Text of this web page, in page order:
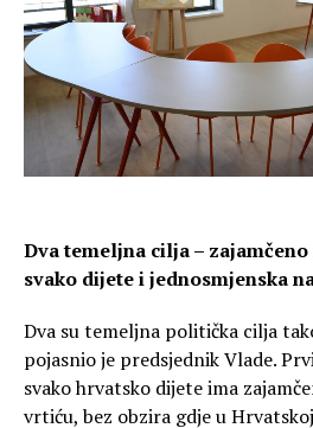
Dva temeljna cilja –
svako dijete i jednosmjenska
Dva su temeljna politička cilja
pojasnio je predsjednik Vlade.
svako hrvatsko dijete ima
vrtiću, bez obzira gdje u